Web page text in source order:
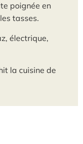
poignée en
tasses.
électrique,
la cuisine de